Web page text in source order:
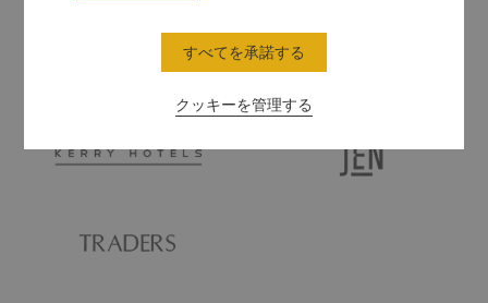
クッキーを管理する
すべてを承諾する